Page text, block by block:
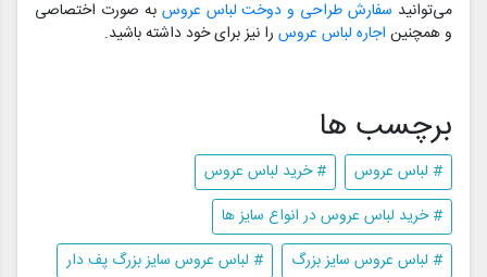
می‌توانید سفارش طراحی و دوخت لباس عروس به صورت اختصاصی
و همچنین اجاره لباس عروس را نیز برای خود داشته باشید.
برچسب ها
# لباس عروس
# خرید لباس عروس
# خرید لباس عروس در انواع سایز ها
# لباس عروس سایز بزرگ
# لباس عروس سایز بزرگ پف دار